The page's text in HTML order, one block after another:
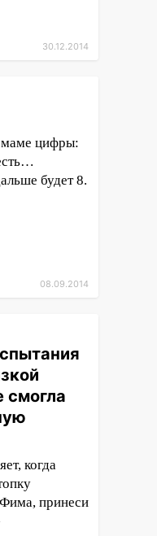
30.12.2014
маме цифры:
будет 8.
08.09.2014
смогла
когда
принеси